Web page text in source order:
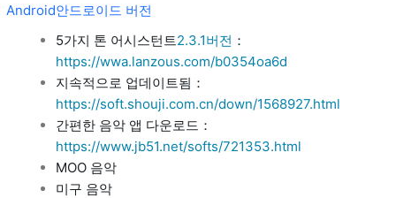
Android안드로이드 버전
5가지 톤 어시스턴트2.3.1버전 ：
https://wwa.lanzous.com/b0354oa6d
지속적으로 업데이트됨：
https://soft.shouji.com.cn/down/1568927.html
간편한 음악 앱 다운로드：
https://www.jb51.net/softs/721353.html
MOO 음악
미구 음악